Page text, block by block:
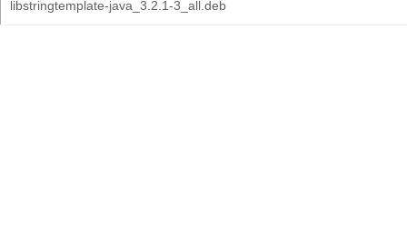
libstringtemplate-java_3.2.1-3_all.deb